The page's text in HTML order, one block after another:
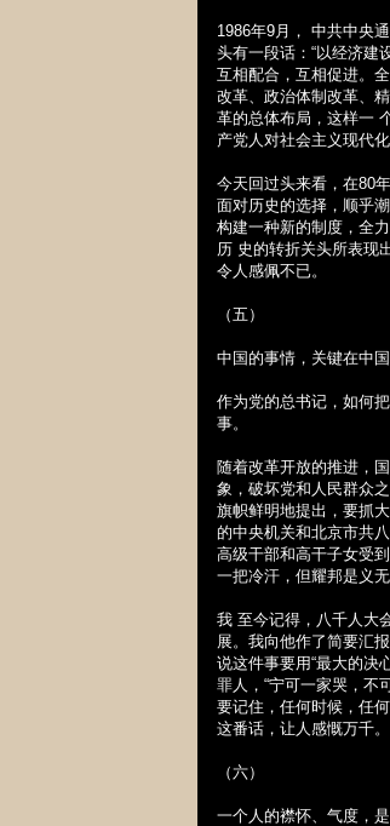
1986年9 月， 中共中央
头有一段话：“以经济建
互相配合，互相促进。
改革、政治体制改革、
革的总体布局，这样一
产党人对社会主义现代
今天回过头来看，在80
面对历史的选择，顺乎
构建一种新的制度，全
历 史的转折关头所表现
令人感佩不已。
（五）
中国的事情，关键在中国
作为党的总书记，如何
事。
随着改革开放的推进，
象，破坏党和人民群众
旗帜鲜明地提出，要抓
的中央机关和北京市共
高级干部和高干子女受
一把冷汗，但耀邦是义无
我 至今记得，八千人大
展。我向他作了简要汇
说这件事要用“最大的决
罪人，“宁可一家哭，不
要记住，任何时候，任
这番话，让人感慨万千。
（六）
一个人的襟怀、气度，